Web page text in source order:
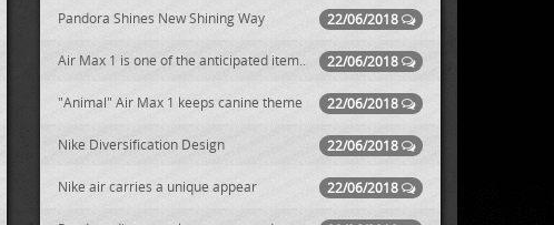
22/06/2018
Pandora Shines New Shining Way
22/06/2018
Air Max 1 is one of the anticipated item..
22/06/2018
"Animal" Air Max 1 keeps canine theme
22/06/2018
Nike Diversification Design
22/06/2018
Nike air carries a unique appear